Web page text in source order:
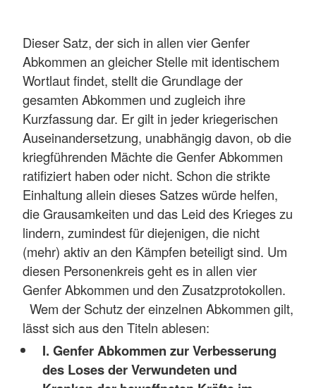
Dieser Satz, der sich in allen vier Genfer
Abkommen an gleicher Stelle mit identischem
Wortlaut findet, stellt die Grundlage der
gesamten Abkommen und zugleich ihre
Kurzfassung dar. Er gilt in jeder kriegerischen
Auseinandersetzung, unabhängig davon, ob die
kriegführenden Mächte die Genfer Abkommen
ratifiziert haben oder nicht. Schon die strikte
Einhaltung allein dieses Satzes würde helfen,
die Grausamkeiten und das Leid des Krieges zu
lindern, zumindest für diejenigen, die nicht
(mehr) aktiv an den Kämpfen beteiligt sind. Um
diesen Personenkreis geht es in allen vier
Genfer Abkommen und den Zusatzprotokollen.
Wem der Schutz der einzelnen Abkommen gilt,
lässt sich aus den Titeln ablesen:
I. Genfer Abkommen zur Verbesserung
des Loses der Verwundeten und